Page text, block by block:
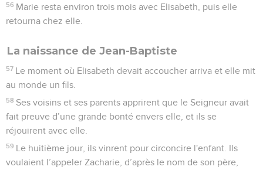
56 Marie resta environ trois mois avec Elisabeth, puis elle
retourna chez elle.
La naissance de Jean-Baptiste
57 Le moment où Elisabeth devait accoucher arriva et elle mit
au monde un fils.
58 Ses voisins et ses parents apprirent que le Seigneur avait
fait preuve d’une grande bonté envers elle, et ils se
réjouirent avec elle.
59 Le huitième jour, ils vinrent pour circoncire l'enfant. Ils
voulaient l’appeler Zacharie, d’après le nom de son père,